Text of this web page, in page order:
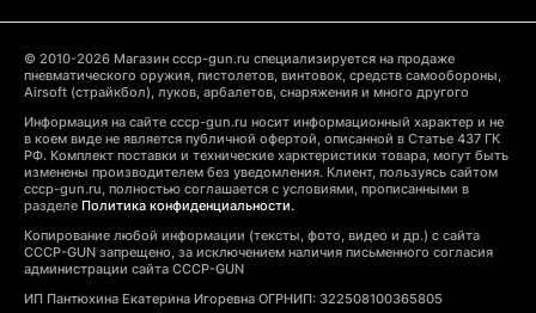
© 2010-2026 Магазин cccp-gun.ru специализируется на продаже
пневматического оружия, пистолетов, винтовок, средств самообороны,
Airsoft (страйкбол), луков, арбалетов, снаряжения и много другого
Информация на сайте cccp-gun.ru носит информационный характер и не
в коем виде не является публичной офертой, описанной в Статье 437 ГК
РФ. Комплект поставки и технические харктеристики товара, могут быть
изменены производителем без уведомления. Клиент, пользуясь сайтом
cccp-gun.ru, полностью соглашается с условиями, прописанными в
разделе Политика конфиденциальности.
Копирование любой информации (тексты, фото, видео и др.) с сайта
CCCP-GUN запрещено, за исключением наличия письменного согласия
администрации сайта CCCP-GUN
ИП Пантюхина Екатерина Игоревна ОГРНИП: 322508100365805